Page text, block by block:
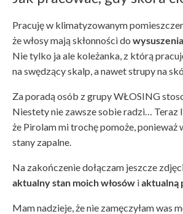
Pracuję w klimatyzowanym
że włosy mają skłonności do wysuszenia
Nie tylko ja ale koleżanka, z którą
na swędzący skalp, a nawet strupy na
Za poradą osób z grupy WŁOSING
Niestety nie zawsze sobie radzi… Teraz
że Pirolam mi trochę pomoże, ponieważ
stany zapalne.
Na zakończenie dołączam jeszcze
aktualny stan moich włosów iaktualną
Mam nadzieje, że nie zamęczyłam was